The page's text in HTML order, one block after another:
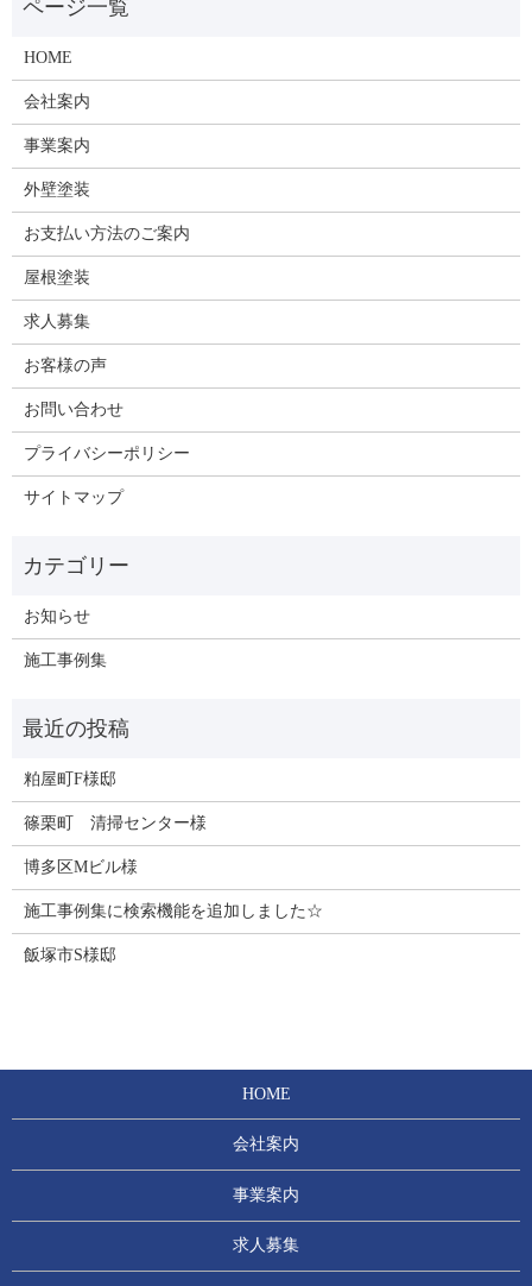
HOME
会社案内
事業案内
外壁塗装
お支払い方法のご案内
屋根塗装
求人募集
お客様の声
お問い合わせ
プライバシーポリシー
サイトマップ
お知らせ
施工事例集
粕屋町F様邸
篠栗町 清掃センター様
博多区Mビル様
施工事例集に検索機能を追加しました☆
飯塚市S様邸
HOME
会社案内
事業案内
求人募集